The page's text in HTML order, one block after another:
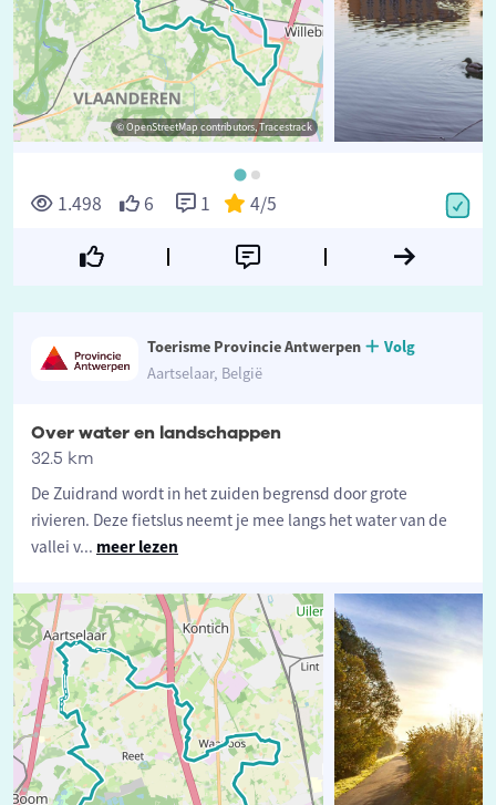
© OpenStreetMap contributors, Tracestrack
1.498 6 1 4/5
Toerisme Provincie Antwerpen
Volg
Aartselaar, België
Over water en landschappen
32.5 km
De Zuidrand wordt in het zuiden begrensd door grote
rivieren. Deze fietslus neemt je mee langs het water van de
vallei v... meer lezen